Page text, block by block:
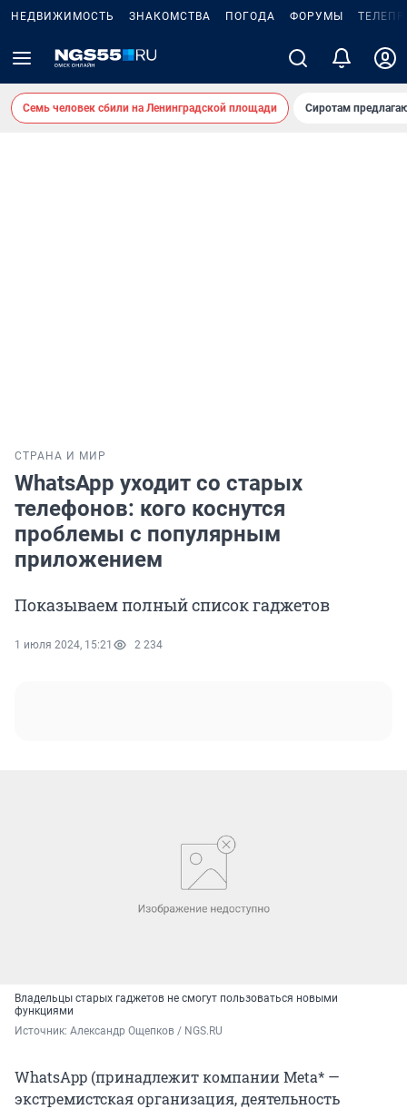
НЕДВИЖИМОСТЬ ЗНАКОМСТВА ПОГОДА ФОРУМЫ
Семь человек сбили на Ленинградской площади Сиротам
СТРАНА И МИР
WhatsApp уходит со старых
телефонов: кого коснутся
проблемы с популярным
приложением
Показываем полный список гаджетов
1 июля 2024, 15:21 2 234
Владельцы старых гаджетов не смогут пользоваться новыми
функциями
Источник: Александр Ощепков / NGS.RU
WhatsApp (принадлежит компании Meta* —
экстремистская организация, деятельность